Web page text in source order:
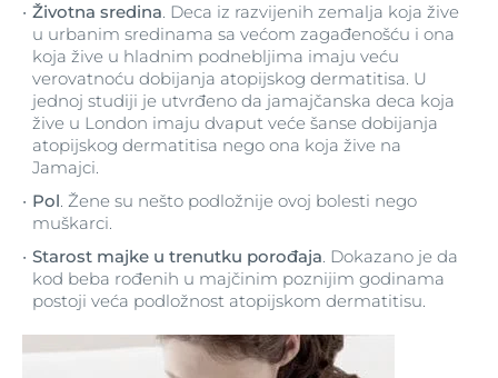
Životna sredina. Deca iz razvijenih zemalja koja žive
u urbanim sredinama sa većom zagađenošću i ona
koja žive u hladnim podnebljima imaju veću
verovatnoću dobijanja atopijskog dermatitisa. U
jednoj studiji je utvrđeno da jamajčanska deca koja
žive u London imaju dvaput veće šanse dobijanja
atopijskog dermatitisa nego ona koja žive na
Jamajci.
Pol. Žene su nešto podložnije ovoj bolesti nego
muškarci.
Starost majke u trenutku porođaja. Dokazano je da
kod beba rođenih u majčinim poznijim godinama
postoji veća podložnost atopijskom dermatitisu.